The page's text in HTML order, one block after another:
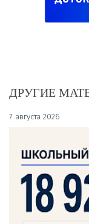
ДРУГИЕ
7 августа 2026